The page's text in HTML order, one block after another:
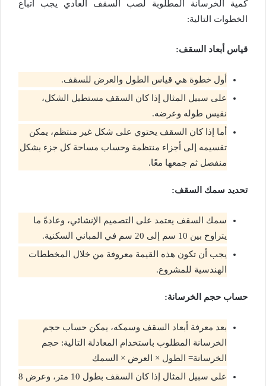
كمية الخرسانة المطلوبة لصب السقف العادي يجب اتباع
الخطوات التالية:
قياس أبعاد السقف:
أول خطوة هي قياس الطول والعرض للسقف.
على سبيل المثال إذا كان السقف مستطيل الشكل،
نقيس طوله وعرضه.
أما إذا كان السقف يحتوي على شكل غير منتظم، يمكن
تقسيمه إلى أجزاء منتظمة وحساب مساحة كل جزء بشكل
منفصل ثم جمعها معًا.
تحديد سمك السقف:
سمك السقف يعتمد على التصميم الإنشائي، وعادةً ما
يتراوح بين 10 سم إلى 20 سم في المباني السكنية.
يجب أن تكون هذه القيمة معروفة من خلال المخططات
الهندسية للمشروع.
حساب حجم الخرسانة:
بعد معرفة أبعاد السقف وسمكه، يمكن حساب حجم
الخرسانة المطلوب باستخدام المعادلة التالية: حجم
الخرسانة= الطول × العرض × السمك
على سبيل المثال إذا كان السقف بطول 10 متر، وعرض 8